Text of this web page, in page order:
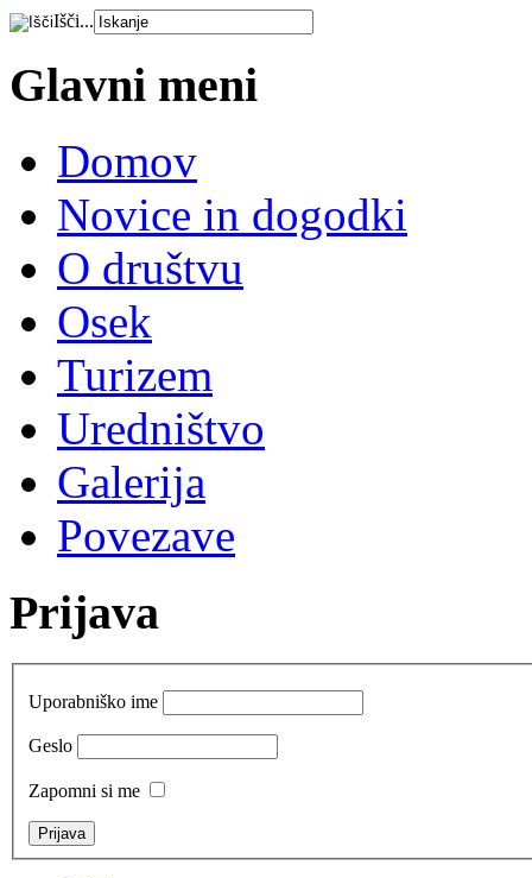
Išči...
Glavni meni
Domov
Novice in dogodki
O društvu
Osek
Turizem
Uredništvo
Galerija
Povezave
Prijava
Uporabniško ime
Geslo
Zapomni si me